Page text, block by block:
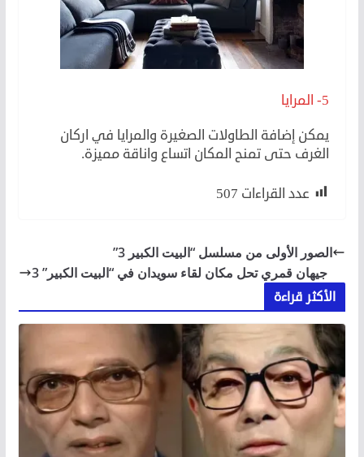
5- المرايا
يمكن إضافة الطاولات الصغيرة والمرايا في اركان
الغرف حتى تمنح المكان اتساع واناقة مميزة.
عدد القراءات 507
الصور الأولى من مسلسل “البيت الكبير 3”
جيهان قمري تحل مكان لقاء سويدان في “البيت الكبير” 3
الأكثر قراءة